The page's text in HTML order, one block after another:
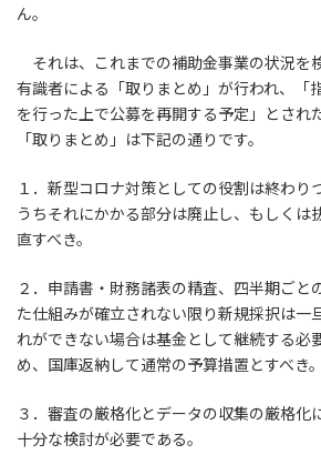
ん。
それは、これまでの補助金事業の状況を
有識者による「取りまとめ」が行われ、「
を行った上で公募を再開する予定」とされ
「取りまとめ」は下記の通りです。
１．新型コロナ対策としての役割は終わり
うちそれにかかる部分は廃止し、もしくは
直すべき。
２．申請書・財務諸表の精査、四半期ごと
た仕組みが確立されない限り新規採択は一
れができない場合は基金として継続する必
め、国庫返納して通常の予算措置とすべき。
３．審査の厳格化とデータの収集の厳格化
十分な検討が必要である。